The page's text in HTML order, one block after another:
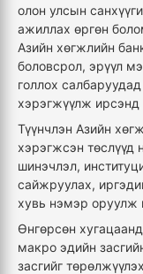
олон улсын
ажиллах өргөн
Азийн хөгжлийн
боловсрол, эрүүл
голлох
хэрэгжүүлж ирсэнд
Түүнчлэн Азийн
хэрэгжсэн төслүүд
шинэчлэл,
сайжруулах,
хувь нэмэр оруулж
Өнгөрсөн
макро эдийн
засгийг